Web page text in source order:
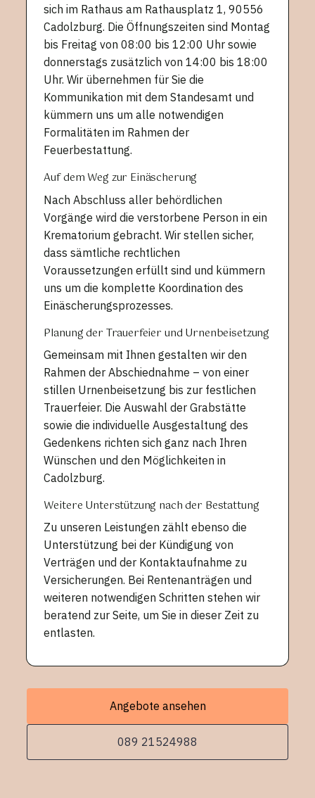
sich im Rathaus am Rathausplatz 1, 90556
Cadolzburg. Die Öffnungszeiten sind Montag
bis Freitag von 08:00 bis 12:00 Uhr sowie
donnerstags zusätzlich von 14:00 bis 18:00
Uhr. Wir übernehmen für Sie die
Kommunikation mit dem Standesamt und
kümmern uns um alle notwendigen
Formalitäten im Rahmen der
Feuerbestattung.
Auf dem Weg zur Einäscherung
Nach Abschluss aller behördlichen
Vorgänge wird die verstorbene Person in ein
Krematorium gebracht. Wir stellen sicher,
dass sämtliche rechtlichen
Voraussetzungen erfüllt sind und kümmern
uns um die komplette Koordination des
Einäscherungsprozesses.
Planung der Trauerfeier und Urnenbeisetzung
Gemeinsam mit Ihnen gestalten wir den
Rahmen der Abschiednahme – von einer
stillen Urnenbeisetzung bis zur festlichen
Trauerfeier. Die Auswahl der Grabstätte
sowie die individuelle Ausgestaltung des
Gedenkens richten sich ganz nach Ihren
Wünschen und den Möglichkeiten in
Cadolzburg.
Weitere Unterstützung nach der Bestattung
Zu unseren Leistungen zählt ebenso die
Unterstützung bei der Kündigung von
Verträgen und der Kontaktaufnahme zu
Versicherungen. Bei Rentenanträgen und
weiteren notwendigen Schritten stehen wir
beratend zur Seite, um Sie in dieser Zeit zu
entlasten.
Angebote ansehen
089 21524988